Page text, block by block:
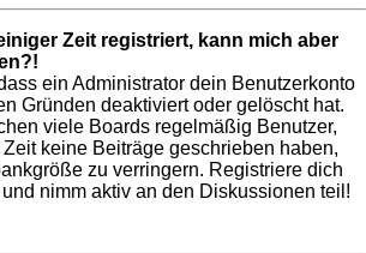
Zeit registriert, kann mich aber
ein Administrator dein Benutzerkonto
Gründen deaktiviert oder gelöscht hat.
viele Boards regelmäßig Benutzer,
keine Beiträge geschrieben haben,
zu verringern. Registriere dich
nimm aktiv an den Diskussionen teil!